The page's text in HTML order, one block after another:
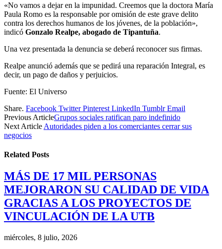
«No vamos a dejar en la impunidad. Creemos que la doctora María
Paula Romo es la responsable por omisión de este grave delito
contra los derechos humanos de los jóvenes, de la población»,
indicó Gonzalo Realpe, abogado de Tipantuña.
Una vez presentada la denuncia se deberá reconocer sus firmas.
Realpe anunció además que se pedirá una reparación Integral, es
decir, un pago de daños y perjuicios.
Fuente: El Universo
Share. Facebook Twitter Pinterest LinkedIn Tumblr Email
Previous ArticleGrupos sociales ratifican paro indefinido
Next Article Autoridades piden a los comerciantes cerrar sus
negocios
Related Posts
MÁS DE 17 MIL PERSONAS
MEJORARON SU CALIDAD DE VIDA
GRACIAS A LOS PROYECTOS DE
VINCULACIÓN DE LA UTB
miércoles, 8 julio, 2026